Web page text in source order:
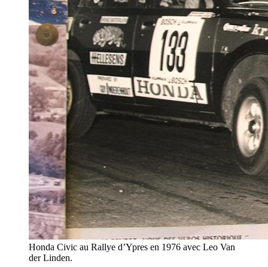
Honda Civic au Rallye d’Ypres en 1976 avec Leo Van
der Linden.